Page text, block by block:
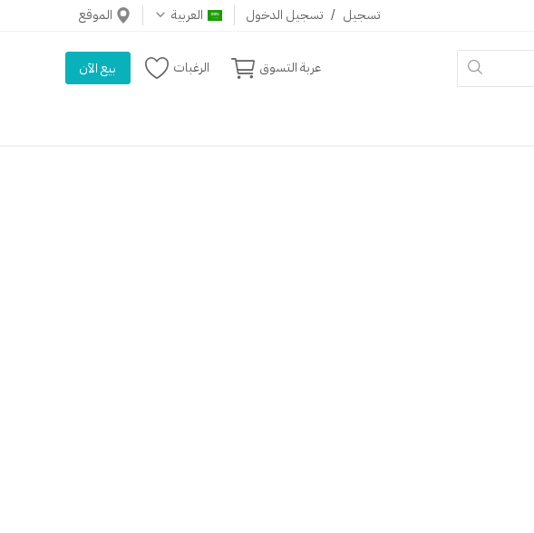
الموقع العربية تسجيل الدخول / تسجيل
عربة التسوق الرغبات بيع الآن